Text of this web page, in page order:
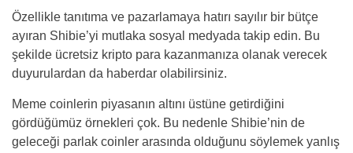
Özellikle tanıtıma ve pazarlamaya hatırı sayılır bir bütçe
ayıran Shibie’yi mutlaka sosyal medyada takip edin. Bu
şekilde ücretsiz kripto para kazanmanıza olanak verecek
duyurulardan da haberdar olabilirsiniz.
Meme coinlerin piyasanın altını üstüne getirdiğini
gördüğümüz örnekleri çok. Bu nedenle Shibie’nin de
geleceği parlak coinler arasında olduğunu söylemek yanlış